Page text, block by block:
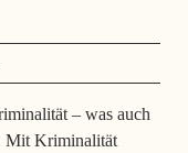
– was auch
Mit Kriminalität